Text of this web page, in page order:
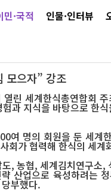
민·국적 인물·인터뷰
모으자” 강조
린 세계한식총연합회
과 지식을 바탕으로 한
여 명의 회원을 둔 세계
회가 협력해 한식의 세
, 농협, 세계김치연구소,
산업으로 육성하려는
부했다.